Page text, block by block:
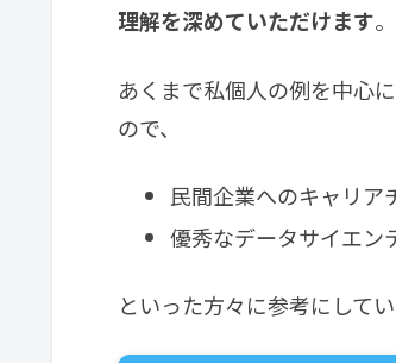
理解を深めていただけます。
あくまで私個人の例を中心
ので、
民間企業へのキャリア
優秀なデータサイエン
といった方々に参考にして